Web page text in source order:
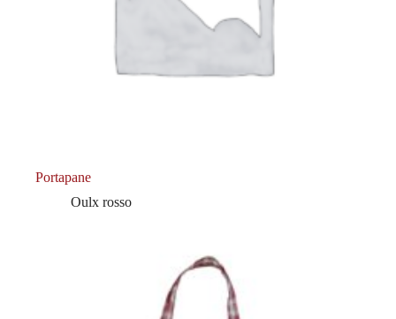
Portapane
Oulx rosso